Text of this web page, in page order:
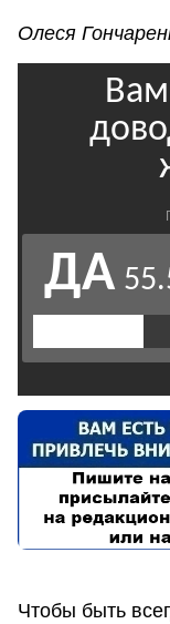
Олеся
Чтобы быть